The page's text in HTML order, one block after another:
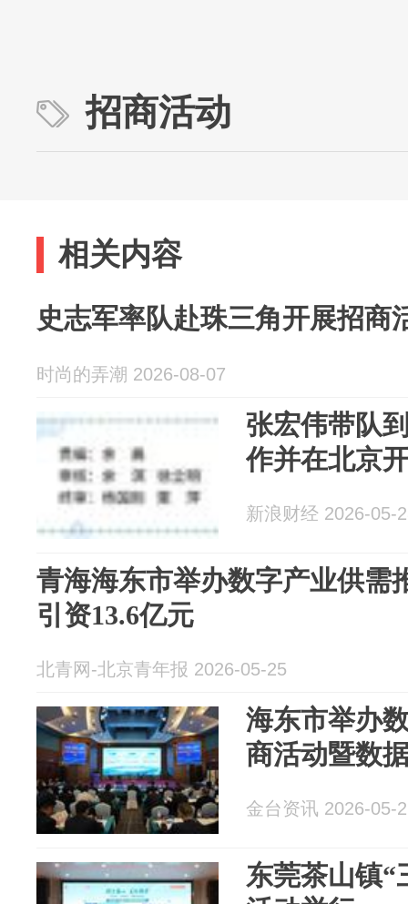
招商活动
相关内容
史志军率队赴珠三角开展招商
时尚的弄潮 2026-08-07
张宏伟带队
作并在北京
新浪财经 2026-05-
青海海东市举办数字产业供需
引资13.6亿元
北青网-北京青年报 2026-05-25
海东市举办
商活动暨数
金台资讯 2026-05-
东莞茶山镇“